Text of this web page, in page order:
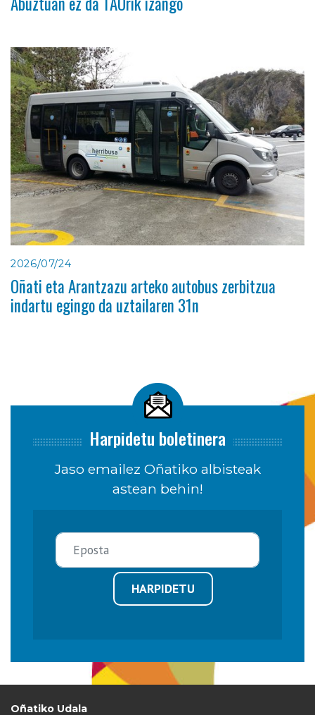
2026/07/24
Oñati eta Arantzazu arteko autobus zerbitzua
indartu egingo da uztailaren 31n
Harpidetu boletinera
Jaso emailez Oñatiko albisteak
astean behin!
HARPIDETU
Oñatiko Udala